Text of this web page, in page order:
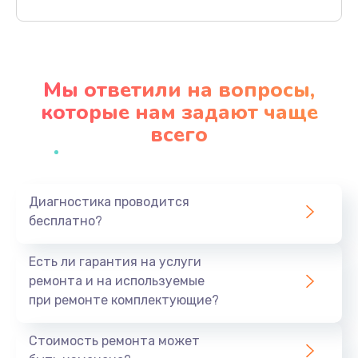
Заказать
Замена экрана
Замена шлейфа матрицы
Заказать
1060 руб.
Мы ответили на вопросы,
которые нам задают чаще
всего
Диагностика проводится
бесплатно?
Есть ли гарантия на услуги
ремонта и на используемые
при ремонте комплектующие?
Стоимость ремонта может